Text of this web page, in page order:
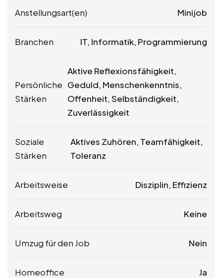
Anstellungsart(en) Minijob
Branchen IT, Informatik, Programmierung
Persönliche
Stärken
Aktive Reflexionsfähigkeit,
Geduld, Menschenkenntnis,
Offenheit, Selbständigkeit,
Zuverlässigkeit
Soziale
Stärken
Aktives Zuhören, Teamfähigkeit,
Toleranz
Arbeitsweise Disziplin, Effizienz
Arbeitsweg Keine
Umzug für den Job Nein
Homeoffice Ja